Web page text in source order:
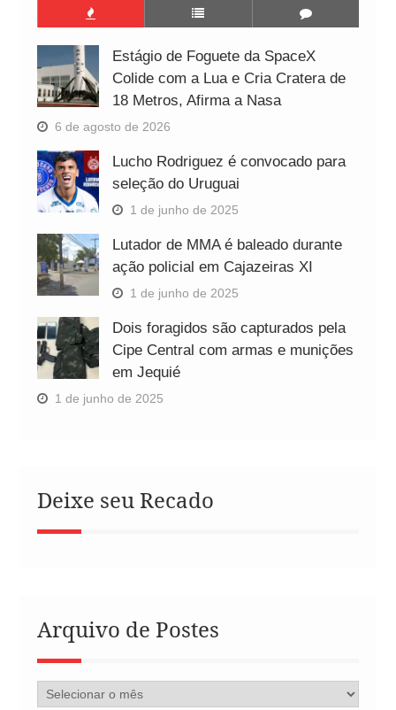
Estágio de Foguete da SpaceX
Colide com a Lua e Cria Cratera de
18 Metros, Afirma a Nasa
6 de agosto de 2026
Lucho Rodriguez é convocado para
seleção do Uruguai
1 de junho de 2025
Lutador de MMA é baleado durante
ação policial em Cajazeiras XI
1 de junho de 2025
Dois foragidos são capturados pela
Cipe Central com armas e munições
em Jequié
1 de junho de 2025
Deixe seu Recado
Arquivo de Postes
Arquivo